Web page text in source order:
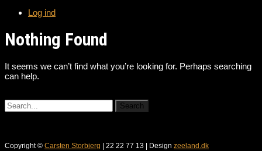
Log ind
Nothing Found
It seems we can’t find what you’re looking for. Perhaps searching
can help.
Copyright © Carsten Storbjerg | 22 22 77 13 | Design zeeland.dk